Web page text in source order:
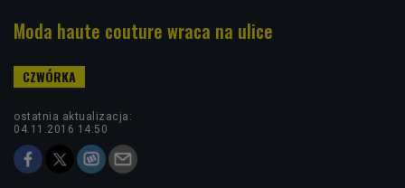
Moda haute couture wraca na ulice
ostatnia aktualizacja:
04.11.2016 14:50